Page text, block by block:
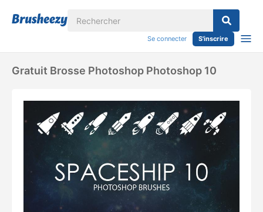
Se connecter S'inscrire
Gratuit Brosse Photoshop Photoshop 10